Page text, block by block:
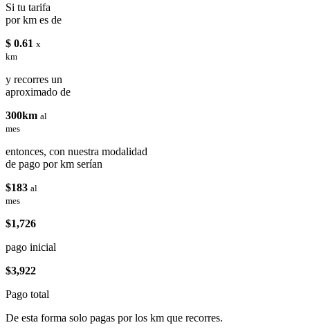
Si tu tarifa
por km es de
$ 0.61 x
km
y recorres un
aproximado de
300km al
mes
entonces, con nuestra modalidad
de pago por km serían
$183 al
mes
$1,726
pago inicial
$3,922
Pago total
De esta forma solo pagas por los km que recorres.